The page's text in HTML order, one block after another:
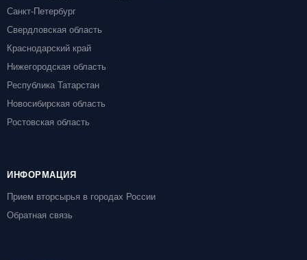
Санкт-Петербург
Свердловская область
Краснодарский край
Нижегородская область
Республика Татарстан
Новосибирская область
Ростовская область
ИНФОРМАЦИЯ
Прием вторсырья в городах России
Обратная связь